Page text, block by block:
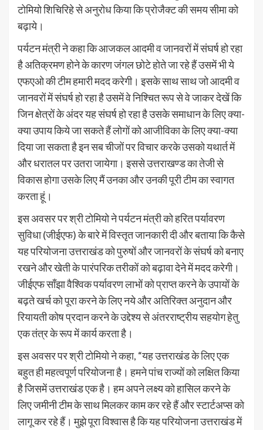
टोमियो शिचिरिहे से अनुरोध किया कि प्रोजैक्ट की समय सीमा को
बढ़ाये।
पर्यटन मंत्री ने कहा कि आजकल आदमी व जानवरों में संघर्ष हो रहा
है अतिक्रमण होने के कारण जंगल छोटे होते जा रहे हैं उसमें भी ये
एफएओ की टीम हमारी मदद करेगी। इसके साथ साथ जो आदमी व
जानवरों में संघर्ष हो रहा है उसमें वे निश्चित रूप से वे जाकर देखें कि
जिन क्षेत्रों के अंदर यह संघर्ष हो रहा है उसके समाधान के लिए क्या-
क्या उपाय किये जा सकते हैं लोगों को आजीविका के लिए क्या-क्या
दिया जा सकता है इन सब चीजों पर विचार करके उसको यथार्त में
और धरातल पर उतरा जायेगा। इससे उत्तराखण्ड का तेजी से
विकास होगा उसके लिए मैं उनका और उनकी पूरी टीम का स्वागत
करता हूं।
इस अवसर पर श्री टोमियो ने पर्यटन मंत्री को हरित पर्यावरण
सुविधा (जीईएफ) के बारे में विस्तृत जानकारी दी और बताया कि कैसे
यह परियोजना उत्तराखंड को पुरुषों और जानवरों के संघर्ष को बनाए
रखने और खेती के पारंपरिक तरीकों को बढ़ावा देने में मदद करेगी।
जीईएफ साँझा वैश्विक पर्यावरण लाभों को प्राप्त करने के उपायों के
बढ़ते खर्च को पूरा करने के लिए नये और अतिरिक्त अनुदान और
रियायती कोष प्रदान करने के उद्देश्य से अंतरराष्ट्रीय सहयोग हेतु
एक तंत्र के रूप में कार्य करता है।
इस अवसर पर श्री टोमियो ने कहा, “यह उत्तराखंड के लिए एक
बहुत ही महत्वपूर्ण परियोजना है। हमने पांच राज्यों को लक्षित किया
है जिसमें उत्तराखंड एक है। हम अपने लक्ष्य को हासिल करने के
लिए जमीनी टीम के साथ मिलकर काम कर रहे हैं और स्टार्टअप्स को
लागू कर रहे हैं। मुझे पूरा विश्वास है कि यह परियोजना उत्तराखंड में